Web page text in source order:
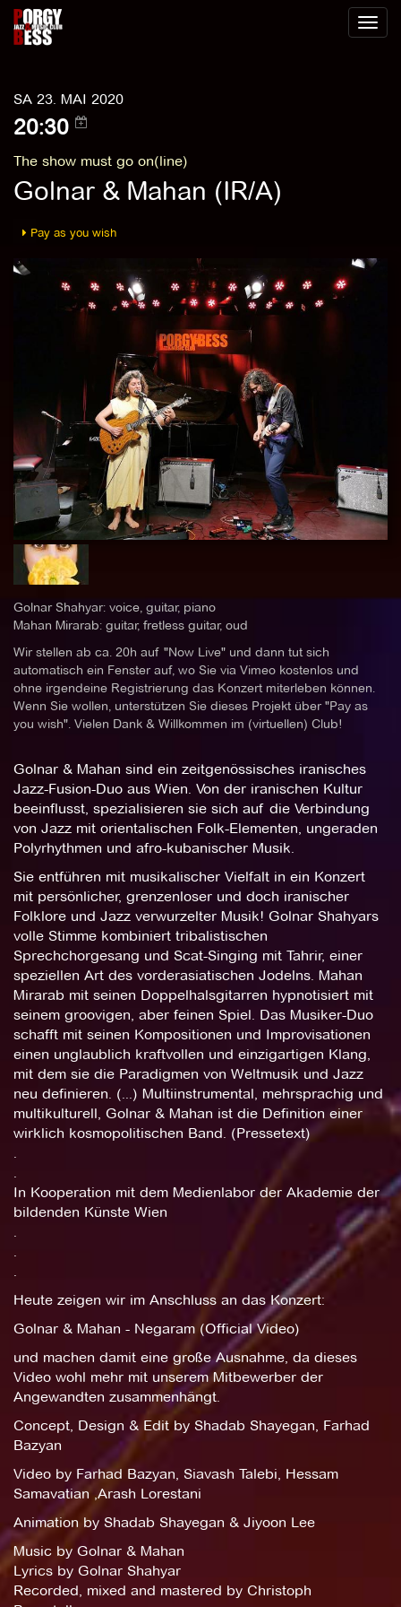
Toggle
SA 23. MAI 2020
20:30
The show must go on(line)
Golnar & Mahan (IR/A)
Pay as you wish
Golnar Shahyar: voice, guitar, piano
Mahan Mirarab: guitar, fretless guitar, oud
Wir stellen ab ca. 20h auf "Now Live" und dann tut sich
automatisch ein Fenster auf, wo Sie via Vimeo kostenlos und
ohne irgendeine Registrierung das Konzert miterleben können.
Wenn Sie wollen, unterstützen Sie dieses Projekt über "Pay as
you wish". Vielen Dank & Willkommen im (virtuellen) Club!
Golnar & Mahan sind ein zeitgenössisches iranisches
Jazz-Fusion-Duo aus Wien. Von der iranischen Kultur
beeinflusst, spezialisieren sie sich auf die Verbindung
von Jazz mit orientalischen Folk-Elementen, ungeraden
Polyrhythmen und afro-kubanischer Musik.
Sie entführen mit musikalischer Vielfalt in ein Konzert
mit persönlicher, grenzenloser und doch iranischer
Folklore und Jazz verwurzelter Musik! Golnar Shahyars
volle Stimme kombiniert tribalistischen
Sprechchorgesang und Scat-Singing mit Tahrir, einer
speziellen Art des vorderasiatischen Jodelns. Mahan
Mirarab mit seinen Doppelhalsgitarren hypnotisiert mit
seinem groovigen, aber feinen Spiel. Das Musiker-Duo
schafft mit seinen Kompositionen und Improvisationen
einen unglaublich kraftvollen und einzigartigen Klang,
mit dem sie die Paradigmen von Weltmusik und Jazz
neu definieren. (...) Multiinstrumental, mehrsprachig und
multikulturell, Golnar & Mahan ist die Definition einer
wirklich kosmopolitischen Band. (Pressetext)
In Kooperation mit dem Medienlabor der Akademie der
bildenden Künste Wien
Heute zeigen wir im Anschluss an das Konzert:
Golnar & Mahan - Negaram (Official Video)
und machen damit eine große Ausnahme, da dieses
Video wohl mehr mit unserem Mitbewerber der
Angewandten zusammenhängt.
Concept, Design & Edit by Shadab Shayegan, Farhad
Bazyan
Video by Farhad Bazyan, Siavash Talebi, Hessam
Samavatian ,Arash Lorestani
Animation by Shadab Shayegan & Jiyoon Lee
Music by Golnar & Mahan
Lyrics by Golnar Shahyar
Recorded, mixed and mastered by Christoph